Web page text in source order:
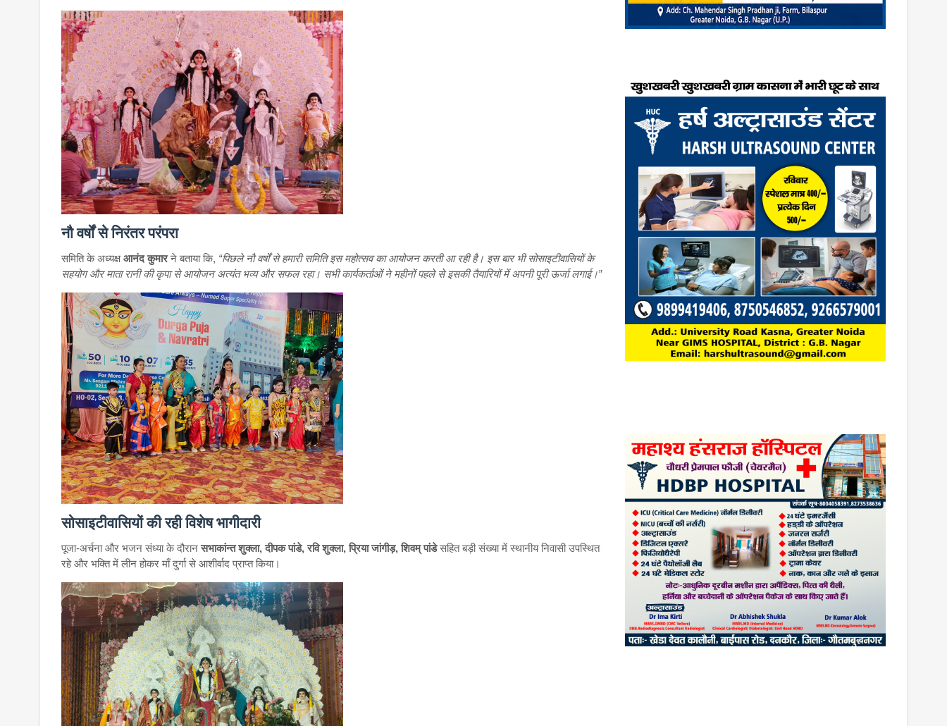
नौ वर्षों से निरंतर परंपरा
समिति के अध्यक्षआनंद कुमारने बताया कि, “पिछले नौ वर्षों से हमारी समिति इस महोत्सव का आयोजन करती आ रही है। इस बार भी सोसाइटीवासियों के
सहयोग और माता रानी की कृपा से आयोजन अत्यंत भव्य और सफल रहा। सभी कार्यकर्ताओं ने महीनों पहले से इसकी तैयारियों में अपनी पूरी ऊर्जा लगाई।”
सोसाइटीवासियों की रही विशेष भागीदारी
पूजा-अर्चना और भजन संध्या के दौरान सभाकांन्त शुक्ला, दीपक पांडे, रवि शुक्ला, प्रिया जांगीड़, शिवम् पांडेसहित बड़ी संख्या में स्थानीय निवासी उपस्थित
रहे और भक्ति में लीन होकर माँ दुर्गा से आशीर्वाद प्राप्त किया।